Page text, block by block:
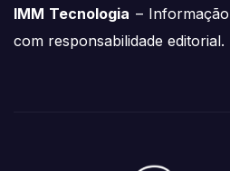
IMM Tecnologia –
com responsabilidade editorial.